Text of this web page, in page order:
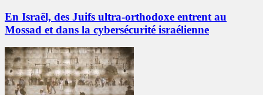
En Israël, des Juifs ultra-orthodoxe entrent au
Mossad et dans la cybersécurité israélienne